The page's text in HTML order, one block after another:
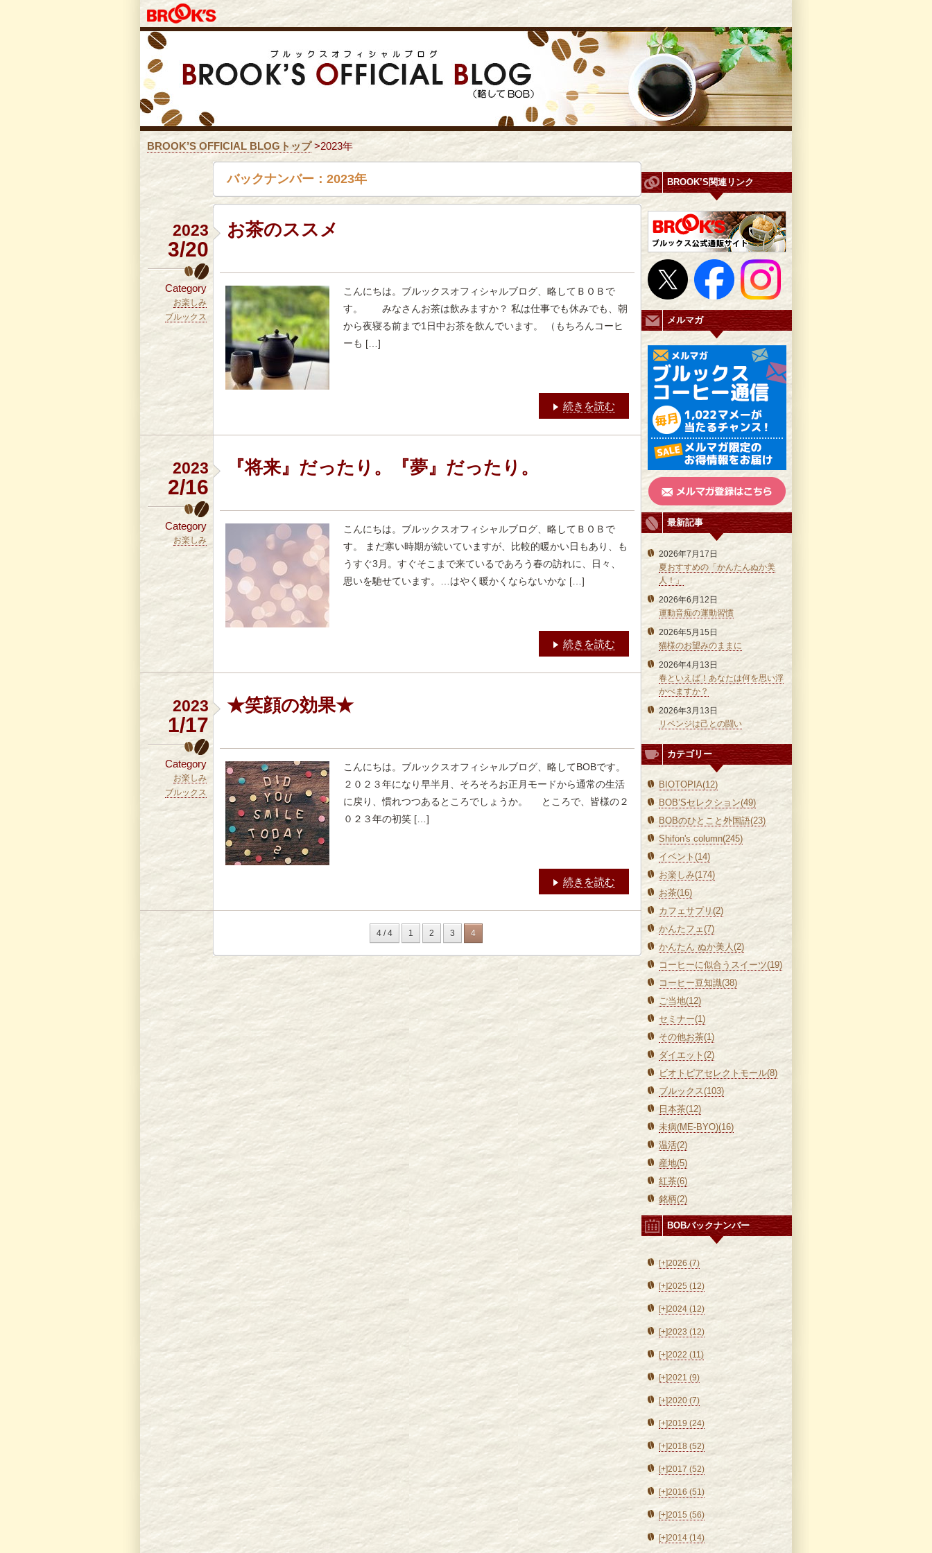
BROOK’S OFFICIAL BLOGトップ>2023年
バックナンバー：2023年
2023
3/20
Category
お楽しみ
ブルックス
お茶のススメ
こんにちは。ブルックスオフィシャルブログ、略してＢＯＢで
す。 みなさんお茶は飲みますか？ 私は仕事でも休みでも、朝
から夜寝る前まで1日中お茶を飲んでいます。 （もちろんコーヒ
ーも […]
続きを読む
2023
2/16
Category
お楽しみ
『将来』だったり。『夢』だったり。
こんにちは。ブルックスオフィシャルブログ、略してＢＯＢで
す。 まだ寒い時期が続いていますが、比較的暖かい日もあり、も
うすぐ3月。すぐそこまで来ているであろう春の訪れに、日々、
思いを馳せています。…はやく暖かくならないかな […]
続きを読む
2023
1/17
Category
お楽しみ
ブルックス
★笑顔の効果★
こんにちは。ブルックスオフィシャルブログ、略してBOBです。
２０２３年になり早半月、そろそろお正月モードから通常の生活
に戻り、慣れつつあるところでしょうか。 ところで、皆様の２
０２３年の初笑 […]
続きを読む
4 / 4 1 2 3 4
BROOK’S関連リンク
メルマガ
最新記事
2026年7月17日
夏おすすめの「かんたんぬか美
人！」
2026年6月12日
運動音痴の運動習慣
2026年5月15日
猫様のお望みのままに
2026年4月13日
春といえば！あなたは何を思い浮
かべますか？
2026年3月13日
リベンジは己との闘い
カテゴリー
BIOTOPIA(12)
BOB’Sセレクション(49)
BOBのひとこと外国語(23)
Shifon's column(245)
イベント(14)
お楽しみ(174)
お茶(16)
カフェサプリ(2)
かんたフェ(7)
かんたん ぬか美人(2)
コーヒーに似合うスイーツ(19)
コーヒー豆知識(38)
ご当地(12)
セミナー(1)
その他お茶(1)
ダイエット(2)
ビオトピアセレクトモール(8)
ブルックス(103)
日本茶(12)
未病(ME-BYO)(16)
温活(2)
産地(5)
紅茶(6)
銘柄(2)
BOBバックナンバー
[+]2026 (7)
[+]2025 (12)
[+]2024 (12)
[+]2023 (12)
[+]2022 (11)
[+]2021 (9)
[+]2020 (7)
[+]2019 (24)
[+]2018 (52)
[+]2017 (52)
[+]2016 (51)
[+]2015 (56)
[+]2014 (14)